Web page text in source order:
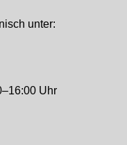
unter:
Uhr